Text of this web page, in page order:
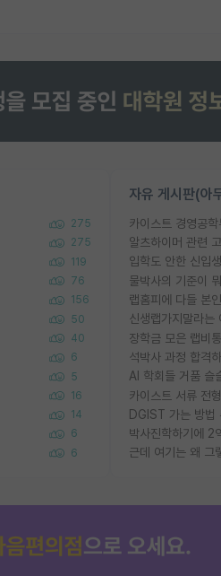
275
275
119
76
156
50
40
6
5
16
14
6
6
자유 게시판(아
카이스트 경영공
알츠하이머 관련
입학도 안한 신입
물박사의 기준이
랩홈피에 다들 본
신생랩가지말라는
장학금 모은 랩비
AI 학회들 거품 슬
카이스트 서류 전
DGIST 가는 방법
근데 여기는 왜 그